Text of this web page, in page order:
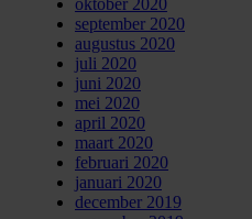
september 2020
augustus 2020
juli 2020
juni 2020
mei 2020
april 2020
maart 2020
februari 2020
januari 2020
december 2019